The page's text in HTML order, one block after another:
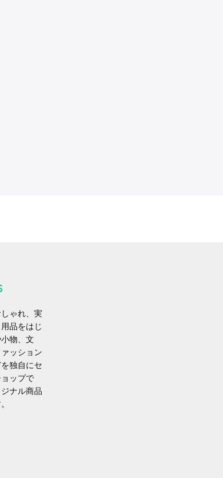
ゃれ、実
品をはじ
物、文
ッション
独自にセ
ップで
ナル商品